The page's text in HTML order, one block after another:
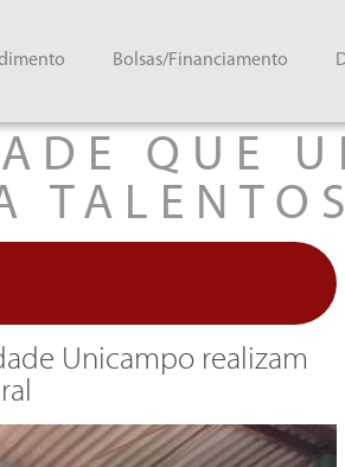
Bolsas/Financiamento
QUE
TALENTOS
Unicampo realizam